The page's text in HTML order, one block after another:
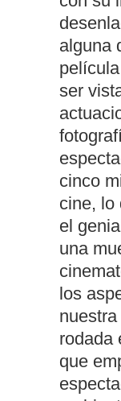
alguna
ser
cinco
cine, lo
el
una
los
rodada
que